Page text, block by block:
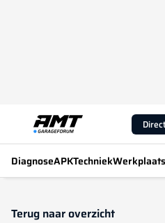
DiagnoseAPKTechniekWerkplaats
Terug naar overzicht